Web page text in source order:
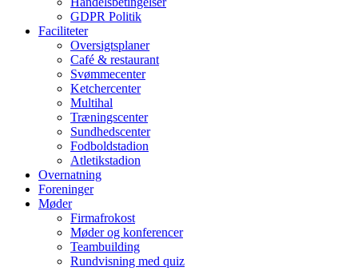
GDPR Politik
Faciliteter
Oversigtsplaner
Café & restaurant
Svømmecenter
Ketchercenter
Multihal
Træningscenter
Sundhedscenter
Fodboldstadion
Atletikstadion
Overnatning
Foreninger
Møder
Firmafrokost
Møder og konferencer
Teambuilding
Rundvisning med quiz